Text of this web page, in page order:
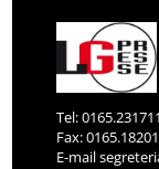
Tel: 0165.231711
Fax:
E-mail